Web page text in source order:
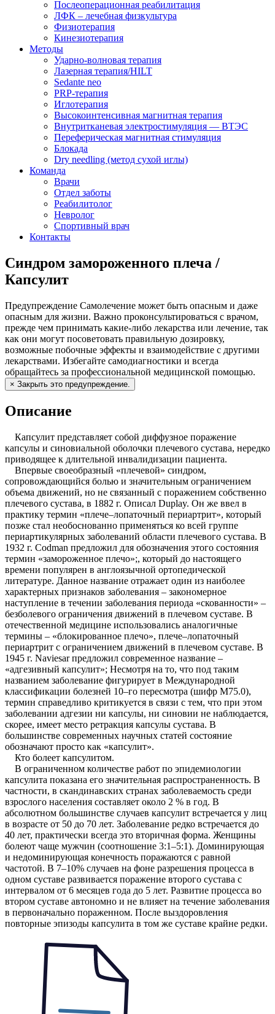
Послеоперационная реабилитация
ЛФК – лечебная физкультура
Физиотерапия
Кинезиотерапия
Методы
Ударно-волновая терапия
Лазерная терапия/HILT
Sedante neo
PRP-терапия
Иглотерапия
Высокоинтенсивная магнитная терапия
Внутритканевая электростимуляция — ВТЭС
Переферическая магнитная стимуляция
Блокада
Dry needling (метод сухой иглы)
Команда
Врачи
Отдел заботы
Реабилитолог
Невролог
Спортивный врач
Контакты
Синдром замороженного плеча /
Капсулит
Предупреждение Самолечение может быть опасным и даже
опасным для жизни. Важно проконсультироваться с врачом,
прежде чем принимать какие-либо лекарства или лечение, так
как они могут посоветовать правильную дозировку,
возможные побочные эффекты и взаимодействие с другими
лекарствами. Избегайте самодиагностики и всегда
обращайтесь за профессиональной медицинской помощью.
× Закрыть это предупреждение.
Описание
Капсулит представляет собой диффузное поражение
капсулы и синовиальной оболочки плечевого сустава, нередко
приводящее к длительной инвалидизации пациента.
Впервые своеобразный «плечевой» синдром,
сопровождающийся болью и значительным ограничением
объема движений, но не связанный с поражением собственно
плечевого сустава, в 1882 г. Описал Duрlay. Он же ввел в
практику термин «плече–лопаточный периартрит», который
позже стал необоснованно применяться ко всей группе
периартикулярных заболеваний области плечевого сустава. В
1932 г. Codman предложил для обозначения этого состояния
термин «замороженное плечо»;, который до настоящего
времени популярен в англоязычной ортопедической
литературе. Данное название отражает один из наиболее
характерных признаков заболевания – закономерное
наступление в течении заболевания периода «скованности» –
безболевого ограничения движений в плечевом суставе. В
отечественной медицине использовались аналогичные
термины – «блокированное плечо», плече–лопаточный
периартрит с ограничением движений в плечевом суставе. В
1945 г. Naviesar предложил современное название –
«адгезивный капсулит»; Несмотря на то, что под таким
названием заболевание фигурирует в Международной
классификации болезней 10–го пересмотра (шифр М75.0),
термин справедливо критикуется в связи с тем, что при этом
заболевании адгезии ни капсулы, ни синовии не наблюдается,
скорее, имеет место ретракция капсулы сустава. В
большинстве современных научных статей состояние
обозначают просто как «капсулит».
Кто болеет капсулитом.
В ограниченном количестве работ по эпидемиологии
капсулита показана его значительная распространенность. В
частности, в скандинавских странах заболеваемость среди
взрослого населения составляет около 2 % в год. В
абсолютном большинстве случаев капсулит встречается у лиц
в возрасте от 50 до 70 лет. Заболевание редко встречается до
40 лет, практически всегда это вторичная форма. Женщины
болеют чаще мужчин (соотношение 3:1–5:1). Доминирующая
и недоминирующая конечность поражаются с равной
частотой. В 7–10% случаев на фоне разрешения процесса в
одном суставе развивается поражение второго сустава с
интервалом от 6 месяцев года до 5 лет. Развитие процесса во
втором суставе автономно и не влияет на течение заболевания
в первоначально пораженном. После выздоровления
повторные эпизоды капсулита в том же суставе крайне редки.